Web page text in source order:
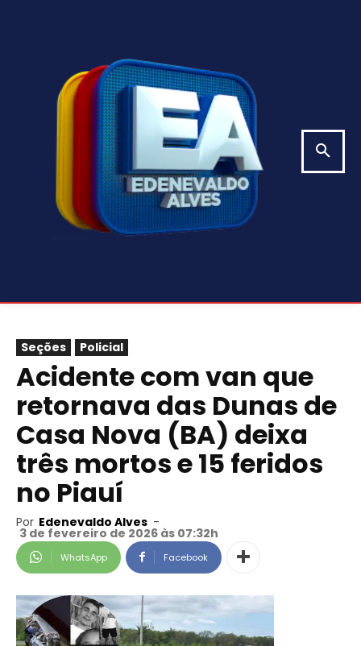
Seções Policial
Acidente com van que
retornava das Dunas de
Casa Nova (BA) deixa
três mortos e 15 feridos
no Piauí
Por Edenevaldo Alves -
3 de fevereiro de 2026 às 07:32h
WhatsApp Facebook